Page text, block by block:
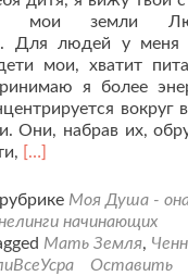
мои земли
Для людей у меня
мои, хватит
я более
вокруг
Они, набрав их,
Читать
проМать
Земля
на
связи.
[…]
Моя Душа -
начинающих
Мать Земля,
Оставить